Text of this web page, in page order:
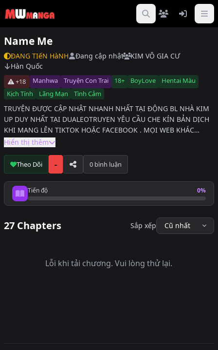
Name Me
ĐANG TIếN HàNH Đang cập nhật
KIM VÔ GIA CƯ
Hàn Quốc
+18 Manhwa Truyện Con Trai 18+ BoyLove
Hentai Màu
Kịch Tính
Lãng Mạn Tình Cảm
TRUYỆN ĐƯỢC CẬP NHẬT NHANH NHẤT TẠI ĐỘNG BL NHÀ KIM
UP DUY NHẤT TẠI DUALEOTRUYEN YÊU CẦU CHE KÍN BẢN DỊCH
KHI MANG LÊN TIKTOK HOẶC FACEBOOK . MỌI WEB KHÁC
NGOÀI DƯA LEO TRUYỆN ĐỀU LÀ REUP VẬY NÊN HÃY QUA WEB
HƠN
Hiển thị thêm
Theo Dõi - 0 bình luận
Tiến độ 0%
Tiến độ đọc
27 Chapters Sắp xếp
Lỗi khi tải chương. Vui lòng thử lại.